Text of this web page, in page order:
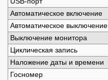
Автоматическое включение
Автоматическое выключение
Выключение монитора
Циклическая запись
Наложение даты и времени
Госномер